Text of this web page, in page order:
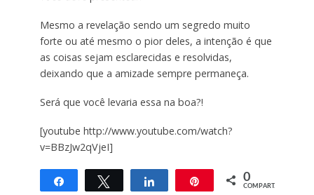
Mesmo a revelação sendo um segredo muito
forte ou até mesmo o pior deles, a intenção é que
as coisas sejam esclarecidas e resolvidas,
deixando que a amizade sempre permaneça.
Será que você levaria essa na boa?!
[youtube http://www.youtube.com/watch?
v=BBzJw2qVjeI]
CompartilharTwittar Compartilhar 0
COMPART.